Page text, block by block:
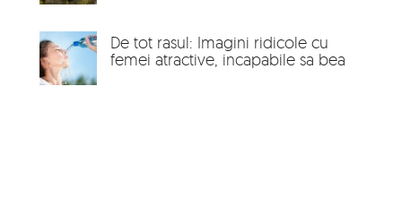
De tot rasul: Imagini ridicole cu
femei atractive, incapabile sa bea